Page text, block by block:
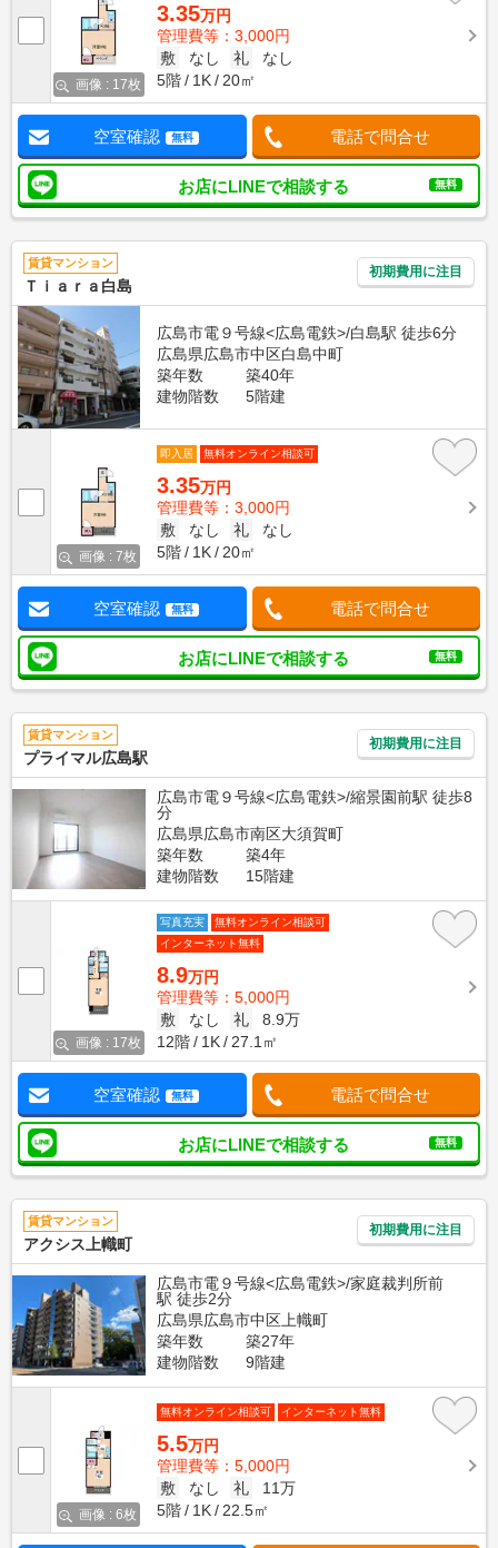
画像 : 17枚
3.35万円
管理費等：3,000円
敷
なし 礼
なし
5階
1K 20㎡
空室確認 無料 電話で問合せ
お店にLINEで相談する 無料
賃貸マンション
Ｔｉａｒａ白島
初期費用に注目
広島市電９号線<広島電鉄>/白島駅 徒歩6分
広島県広島市中区白島中町
築年数
築40年
建物階数
5階建
画像 : 7枚
即入居 無料オンライン相談可
3.35万円
管理費等：3,000円
敷
なし 礼
なし
5階
1K 20㎡
空室確認 無料 電話で問合せ
お店にLINEで相談する 無料
賃貸マンション
プライマル広島駅
初期費用に注目
広島市電９号線<広島電鉄>/縮景園前駅 徒歩8
分
広島県広島市南区大須賀町
築年数
築4年
建物階数
15階建
画像 : 17枚
写真充実
無料オンライン相談可
インターネット無料
8.9万円
管理費等：5,000円
敷
なし 礼
8.9万
12階
1K 27.1㎡
空室確認 無料 電話で問合せ
お店にLINEで相談する 無料
賃貸マンション
アクシス上幟町
初期費用に注目
広島市電９号線<広島電鉄>/家庭裁判所前
駅 徒歩2分
広島県広島市中区上幟町
築年数
築27年
建物階数
9階建
画像 : 6枚
無料オンライン相談可 インターネット無料
5.5万円
管理費等：5,000円
敷
なし 礼
11万
5階
1K 22.5㎡